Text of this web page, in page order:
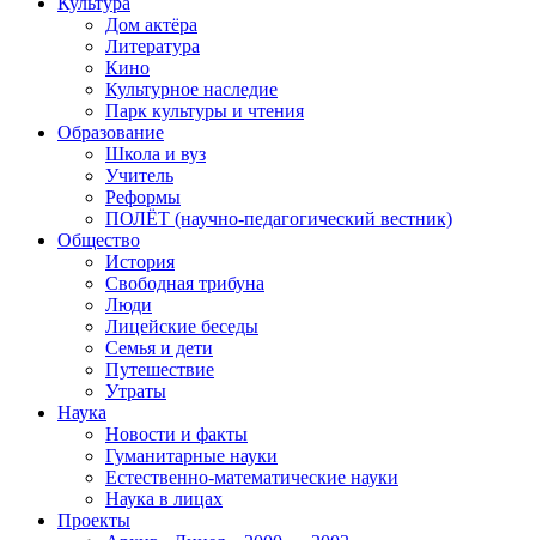
Дом актёра
Литература
Кино
Культурное наследие
Парк культуры и чтения
Образование
Школа и вуз
Учитель
Реформы
ПОЛЁТ (научно-педагогический вестник)
Общество
История
Свободная трибуна
Люди
Лицейские беседы
Семья и дети
Путешествие
Утраты
Наука
Новости и факты
Гуманитарные науки
Естественно-математические науки
Наука в лицах
Проекты